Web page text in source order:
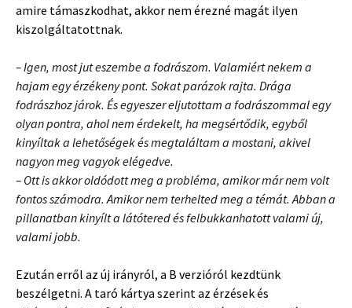
amire támaszkodhat, akkor nem érezné magát ilyen
kiszolgáltatottnak.
– Igen, most jut eszembe a fodrászom. Valamiért nekem a
hajam egy érzékeny pont. Sokat parázok rajta. Drága
fodrászhoz járok. És egyeszer eljutottam a fodrászommal egy
olyan pontra, ahol nem érdekelt, ha megsértődik, egyből
kinyíltak a lehetőségek és megtaláltam a mostani, akivel
nagyon meg vagyok elégedve.
– Ott is akkor oldódott meg a probléma, amikor már nem volt
fontos számodra. Amikor nem terhelted meg a témát. Abban a
pillanatban kinyílt a látótered és felbukkanhatott valami új,
valami jobb.
Ezután erről az új irányról, a B verzióról kezdtünk
beszélgetni. A taró kártya szerint az érzések és